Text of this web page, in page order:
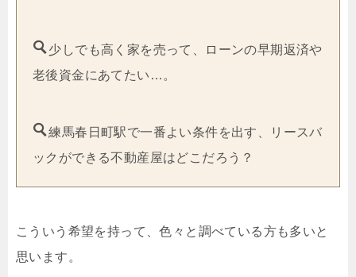
少しでも高く家を売って、ローンの早期返済や
老後資金にあてたい…。
練馬春日町駅で一番よい条件を出す、リースバ
ックができる不動産屋はどこだろう？
こういう希望を持って、色々と調べている方も多いと
思います。